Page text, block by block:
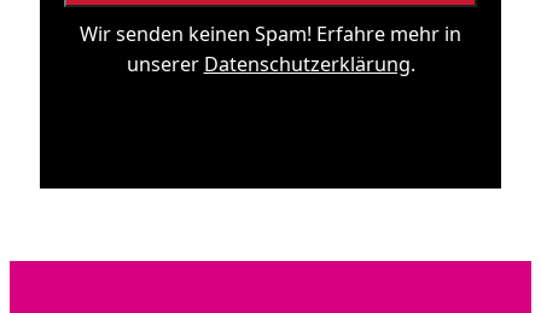
Wir senden keinen Spam! Erfahre mehr in
unserer Datenschutzerklärung.